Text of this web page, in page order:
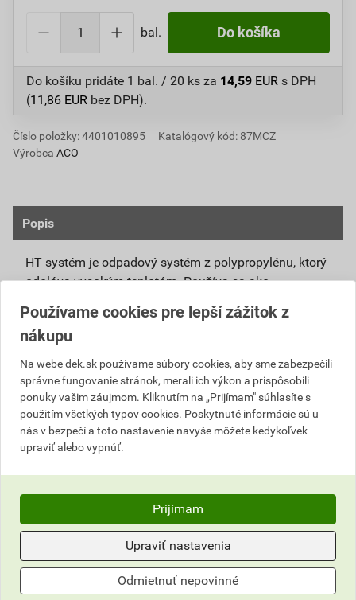
bal. Do košíka
Do košíku pridáte 1 bal. / 20 ks za 14,59 EUR s DPH
(11,86 EUR bez DPH).
Číslo položky:4401010895
Katalógový kód: 87MCZ
Výrobca ACO
Popis
HT systém je odpadový systém z polypropylénu, ktorý
odoláva vysokým teplotám. Používa sa ako
vnútri budov pri vyššom teplotnom alebo chemickom
zaťažení bez nároku na zníženú horľavosť. Výhody:
vysoké úžitkové vlastnosti – ohľad na vysoké
mechanické, hygienické a ekologické
požiadavky,
bezpečná prevádzka, nízke riziko zanášania –
hrdlový spoj je tesnený viacnásobným tesniacim
životnosť až 100 rokov – vyrábaný z
polypropylénu, ktorý má vysokú húževnatosť,
dlhodobú teplotnú aj chemickú stabilitu,
univerzálne použitie,
jednoduchá montáž,
Používame cookies pre lepší zážitok z
nákupu
Na webe dek.sk používame súbory cookies, aby sme zabezpečili
správne fungovanie stránok, merali ich výkon a prispôsobili
ponuky vašim záujmom. Kliknutím na „Prijímam" súhlasíte s
použitím všetkých typov cookies. Poskytnuté informácie sú u
nás v bezpečí a toto nastavenie navyše môžete kedykoľvek
upraviť alebo vypnúť.
Prijímam
Upraviť nastavenia
Odmietnuť nepovinné